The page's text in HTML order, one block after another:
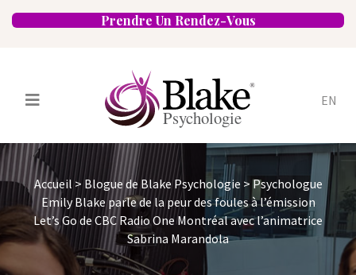
Prendre Un Rendez-Vous
EN
Services
Psychologues
Spécialités
Approches
Emplacements
FAQ
Blogue
Carrières
Contact
Accueil>Blogue de Blake Psychologie >Psychologue
Emily Blake parle de la peur des foules à l’émission
Let’s Go de CBC Radio One Montréal avec l’animatrice
Sabrina Marandola